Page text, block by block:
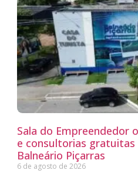
Sala do Empreendedor
e consultorias
Balneário Piçarras
6 de agosto de 2026